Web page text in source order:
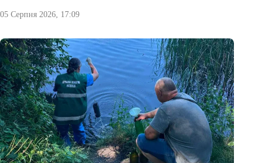
05 Серпня 2026, 17:09